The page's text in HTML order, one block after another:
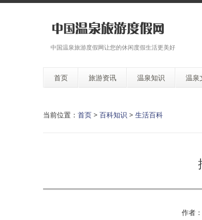
中国温泉旅游度假网让您的休闲度假生活更美好
首页 旅游资讯 温泉知识 温泉
当前位置： 首页 > 百科知识 > 生活百科
作者